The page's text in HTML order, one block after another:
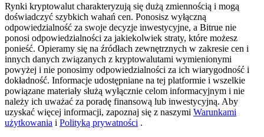
Exclusive for BitMart Users
Register & Trade to Win 500,000 USDT
Precious Metals Trading Carnival
Rynki kryptowalut charakteryzują się dużą zmiennością i mogą
doświadczyć szybkich wahań cen. Ponosisz wyłączną
odpowiedzialność za swoje decyzje inwestycyjne, a Bitrue nie
ponosi odpowiedzialności za jakiekolwiek straty, które możesz
ponieść. Opieramy się na źródłach zewnętrznych w zakresie cen i
innych danych związanych z kryptowalutami wymienionymi
powyżej i nie ponosimy odpowiedzialności za ich wiarygodność i
dokładność. Informacje udostępniane na tej platformie i wszelkie
powiązane materiały służą wyłącznie celom informacyjnym i nie
należy ich uważać za poradę finansową lub inwestycyjną. Aby
uzyskać więcej informacji, zapoznaj się z naszymi Warunkami
użytkowania i Polityką prywatności .